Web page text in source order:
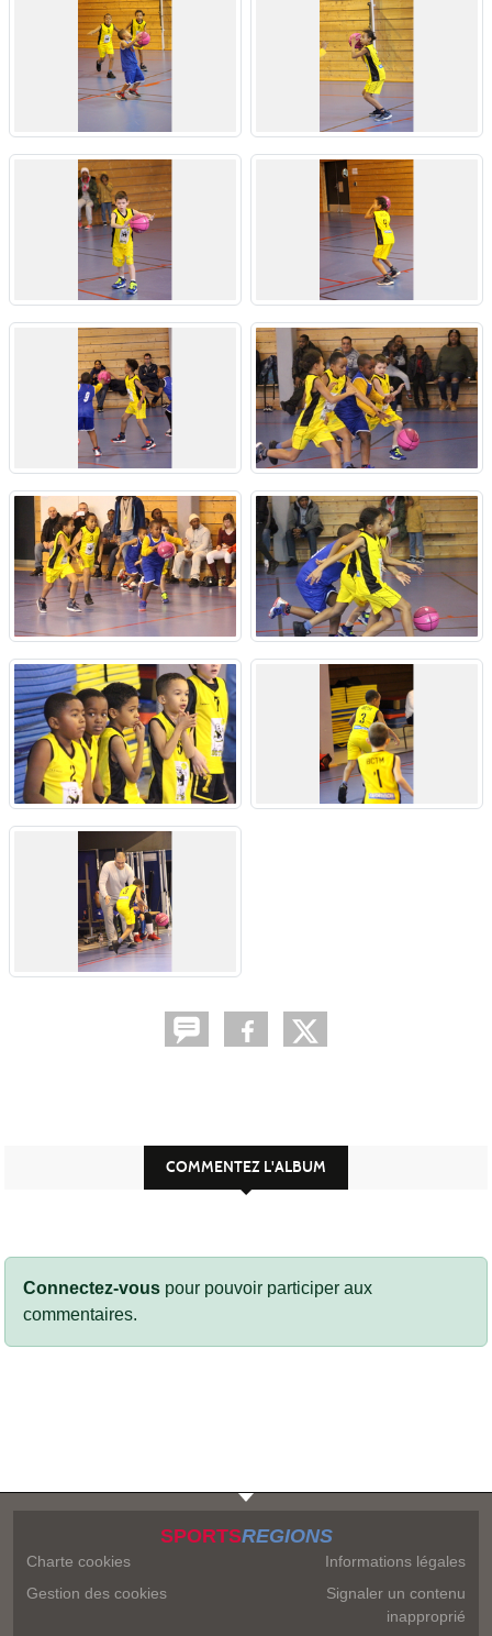
COMMENTEZ L'ALBUM
Connectez-vous pour pouvoir participer aux
commentaires.
SPORTSREGIONS
Charte cookies
Gestion des cookies
Informations légales
Signaler un contenu
inapproprié